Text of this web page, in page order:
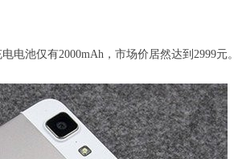
电池仅有2000mAh，市场价居然达到2999元。